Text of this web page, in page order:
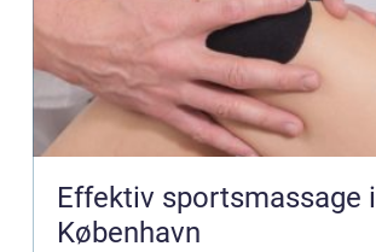
Effektiv sportsmassage i
København